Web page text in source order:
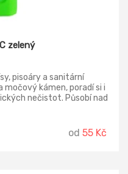
zelený
pisoáry a sanitární
močový kámen, poradí si i
nečistot. Působí nad
tvoří na čištěných
od 55 Kč